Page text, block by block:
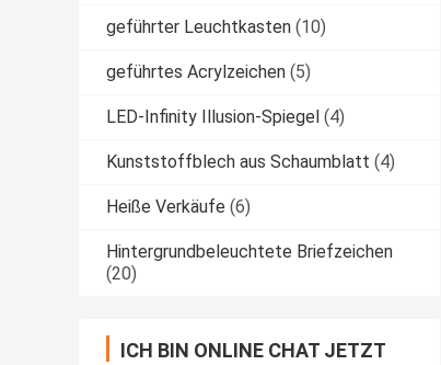
geführter Leuchtkasten (10)
geführtes Acrylzeichen (5)
LED-Infinity Illusion-Spiegel (4)
Kunststoffblech aus Schaumblatt (4)
Heiße Verkäufe (6)
Hintergrundbeleuchtete Briefzeichen
(20)
ICH BIN ONLINE CHAT JETZT